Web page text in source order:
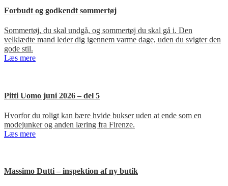
Forbudt og godkendt sommertøj
Sommertøj, du skal undgå, og sommertøj du skal gå i. Den
velklædte mand leder dig igennem varme dage, uden du svigter den
gode stil.
Læs mere
Pitti Uomo juni 2026 – del 5
Hvorfor du roligt kan bære hvide bukser uden at ende som en
modejunker og anden læring fra Firenze.
Læs mere
Massimo Dutti – inspektion af ny butik